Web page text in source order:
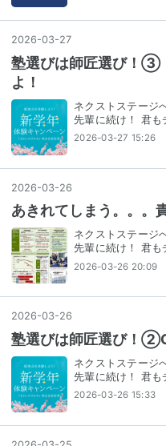
2026-03-27
塾選びは師匠選び！③
よ！
ネクストステージ
先輩に続け！ 君
2026-03-27 15:26
2026-03-26
あきれてしまう。。。
ネクストステージ
先輩に続け！ 君
2026-03-26 20:09
2026-03-26
塾選びは師匠選び！
ネクストステージ
先輩に続け！ 君
2026-03-26 15:33